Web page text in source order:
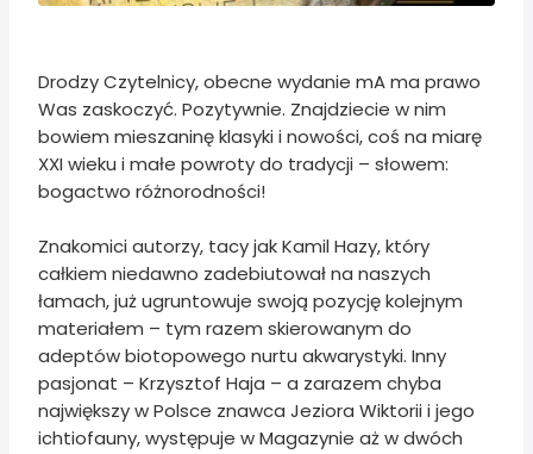
Drodzy Czytelnicy, obecne wydanie mA ma prawo
Was zaskoczyć. Pozytywnie. Znajdziecie w nim
bowiem mieszaninę klasyki i nowości, coś na miarę
XXI wieku i małe powroty do tradycji – słowem:
bogactwo różnorodności!
Znakomici autorzy, tacy jak Kamil Hazy, który
całkiem niedawno zadebiutował na naszych
łamach, już ugruntowuje swoją pozycję kolejnym
materiałem – tym razem skierowanym do
adeptów biotopowego nurtu akwarystyki. Inny
pasjonat – Krzysztof Haja – a zarazem chyba
największy w Polsce znawca Jeziora Wiktorii i jego
ichtiofauny, występuje w Magazynie aż w dwóch